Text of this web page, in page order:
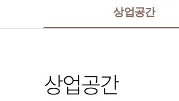
상업공간
상업공간